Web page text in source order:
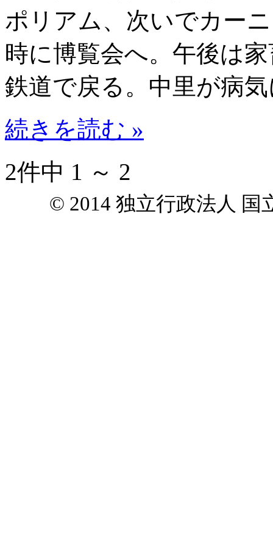
ポリアム、次いでカー
時に博覧会へ。午後は
鉄道で戻る。中里が病
続きを読む »
2件中 1 ～ 2
© 2014 独立行政法人 国